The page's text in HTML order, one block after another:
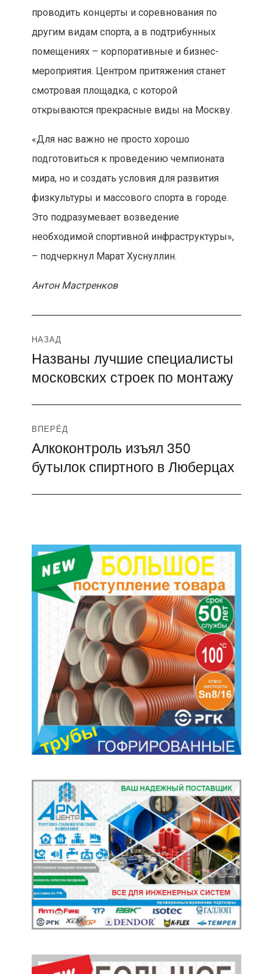
проводить концерты и соревнования по
другим видам спорта, а в подтрибунных
помещениях – корпоративные и бизнес-
мероприятия. Центром притяжения станет
смотровая площадка, с которой
открываются прекрасные виды на Москву.
«Для нас важно не просто хорошо
подготовиться к проведению чемпионата
мира, но и создать условия для развития
физкультуры и массового спорта в городе.
Это подразумевает возведение
необходимой спортивной инфраструктуры»,
– подчеркнул Марат Хуснуллин.
Антон Мастренков
Навигация
по
НАЗАД
Предыдущая
запись:
Названы лучшие специалисты
московских строек по монтажу
ВПЕРЁД
Следующая
запись:
Алкоконтроль изъял 350
бутылок спиртного в Люберцах